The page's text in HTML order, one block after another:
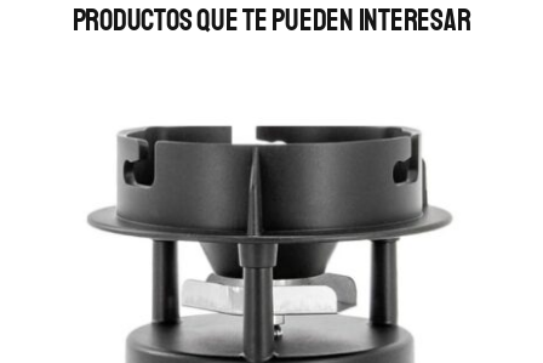
Productos Que Te Pueden Interesar